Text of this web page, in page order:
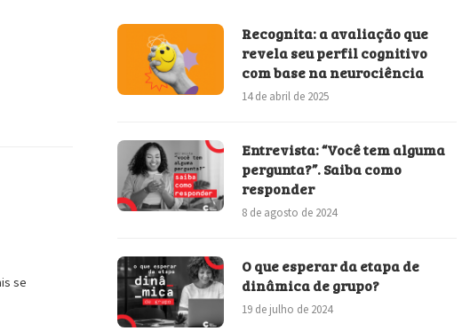
se
Recognita: a avaliação que
revela seu perfil cognitivo
com base na neurociência
14 de abril de 2025
Entrevista: “Você tem alguma
pergunta?”. Saiba como
responder
8 de agosto de 2024
O que esperar da etapa de
dinâmica de grupo?
19 de julho de 2024